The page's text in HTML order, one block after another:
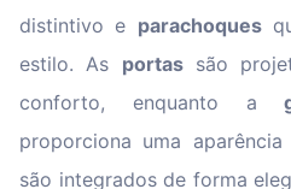
distintivo e parachoques
estilo. As portassão
conforto, enquanto a
proporciona uma
são integrados de forma